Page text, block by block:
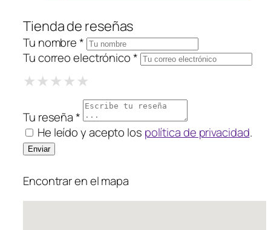
Tienda de reseñas
Tu nombre *
Tu correo electrónico *
★1 Star
★★2 Stars
★★★3 Stars
★★★★4 Stars
★★★★★
Tu reseña *
He leído y acepto los política de privacidad.
Encontrar en el mapa